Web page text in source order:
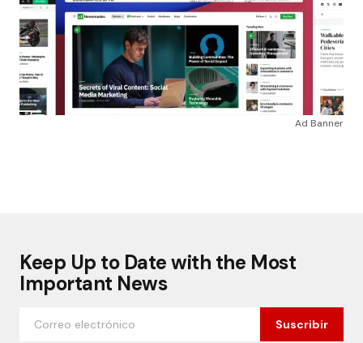
Ad Banner
Keep Up to Date with the Most
Important News
Suscribir